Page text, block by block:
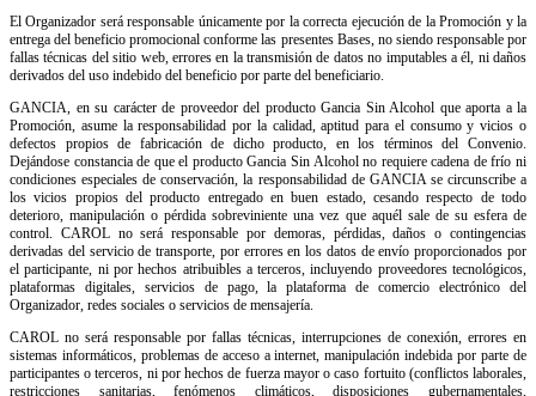
El Organizador será responsable únicamente por la correcta ejecución de la Promoción y la
entrega del beneficio promocional conforme las presentes Bases, no siendo responsable por
fallas técnicas del sitio web, errores en la transmisión de datos no imputables a él, ni daños
derivados del uso indebido del beneficio por parte del beneficiario.
GANCIA, en su carácter de proveedor del producto Gancia Sin Alcohol que aporta a la
Promoción, asume la responsabilidad por la calidad, aptitud para el consumo y vicios o
defectos propios de fabricación de dicho producto, en los términos del Convenio.
Dejándose constancia de que el producto Gancia Sin Alcohol no requiere cadena de frío ni
condiciones especiales de conservación, la responsabilidad de GANCIA se circunscribe a
los vicios propios del producto entregado en buen estado, cesando respecto de todo
deterioro, manipulación o pérdida sobreviniente una vez que aquél sale de su esfera de
control. CAROL no será responsable por demoras, pérdidas, daños o contingencias
derivadas del servicio de transporte, por errores en los datos de envío proporcionados por
el participante, ni por hechos atribuibles a terceros, incluyendo proveedores tecnológicos,
plataformas digitales, servicios de pago, la plataforma de comercio electrónico del
Organizador, redes sociales o servicios de mensajería.
CAROL no será responsable por fallas técnicas, interrupciones de conexión, errores en
sistemas informáticos, problemas de acceso a internet, manipulación indebida por parte de
participantes o terceros, ni por hechos de fuerza mayor o caso fortuito (conflictos laborales,
restricciones sanitarias, fenómenos climáticos, disposiciones gubernamentales,